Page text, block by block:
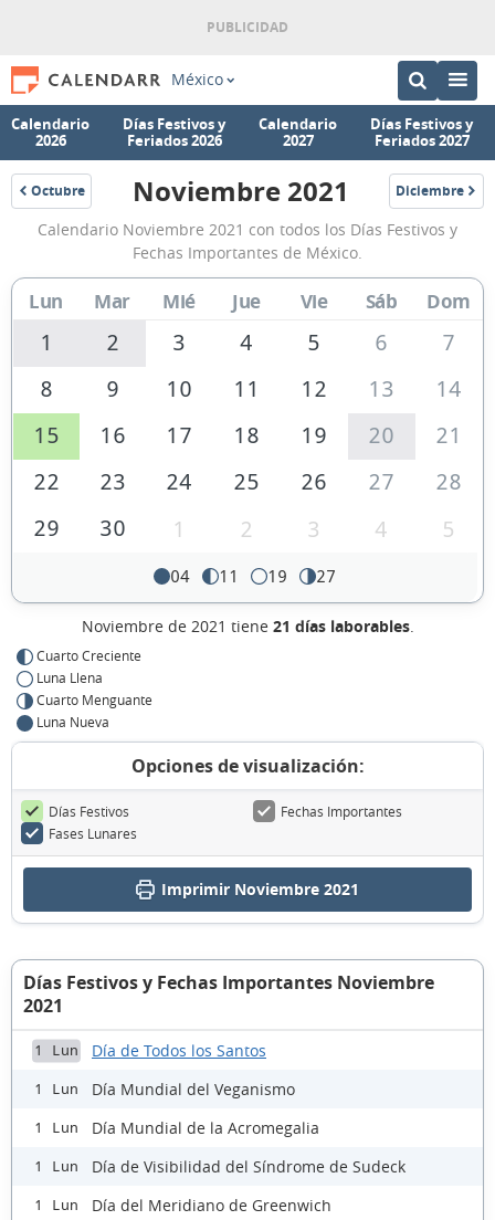
México
Calendario
2026
Días Festivos y
Feriados 2026
Calendario
2027
Días Festivos y
Feriados 2027
Octubre
2021
Calendario
Noviembre
2021
de
México
Noviembre 2021 Diciembre
2021
Calendario Noviembre 2021 con todos los Días Festivos y
Fechas Importantes de México.
Lun Mar Mié Jue Vie Sáb Dom
1 2 3 4 5 6
7
8
9 10 11 12 13
14
15
16 17 18 19 20
21
22
23 24 25 26 27
28
29
30 1 2 3 4 5
04 11 19 27
Noviembre de 2021 tiene 21 días laborables.
Cuarto Creciente
Luna Llena
Cuarto Menguante
Luna Nueva
Opciones de visualización:
Días Festivos
Fechas Importantes
Fases Lunares
Imprimir Noviembre 2021
Días Festivos y Fechas Importantes Noviembre
2021
1 Lun Día de Todos los Santos
1 Lun Día Mundial del Veganismo
1 Lun Día Mundial de la Acromegalia
1 Lun Día de Visibilidad del Síndrome de Sudeck
1 Lun Día del Meridiano de Greenwich